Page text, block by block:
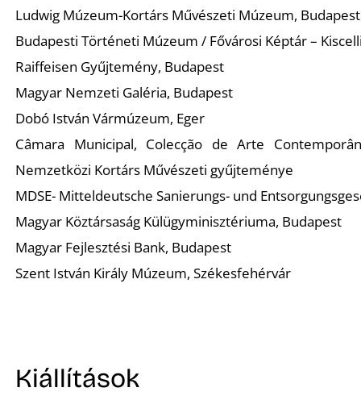
Ludwig Múzeum-Kortárs Művészeti Múzeum, Budapest
Budapesti Történeti Múzeum / Fővárosi Képtár –
Raiffeisen Gyűjtemény, Budapest
Magyar Nemzeti Galéria, Budapest
Dobó István Vármúzeum, Eger
Câmara Municipal, Colecção de Arte
Nemzetközi Kortárs Művészeti gyűjteménye
MDSE- Mitteldeutsche Sanierungs- und
Magyar Köztársaság Külügyminisztériuma, Budapest
Magyar Fejlesztési Bank, Budapest
Szent István Király Múzeum, Székesfehérvár
Kiállítások